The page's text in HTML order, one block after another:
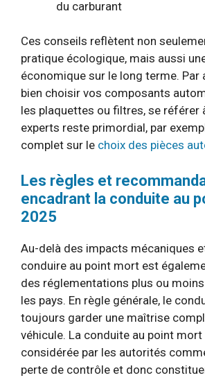
du carburant
Ces conseils reflètent non
pratique écologique, mais aussi
économique sur le long terme. Par
bien choisir vos composants
les plaquettes ou filtres, se référer
experts reste primordial, par
complet sur le choix des pièces
Les règles et
encadrant la conduite au
2025
Au-delà des impacts mécaniques
conduire au point mort est
des réglementations plus ou
les pays. En règle générale, le
toujours garder une maîtrise
véhicule. La conduite au point
considérée par les autorités
perte de contrôle et donc